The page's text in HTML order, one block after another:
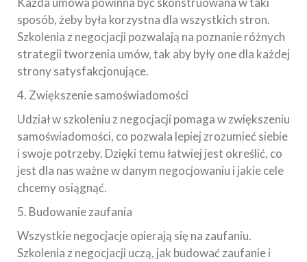
sposób, żeby była korzystna dla wszystkich stron.
Szkolenia z negocjacji pozwalają na poznanie różnych
strategii tworzenia umów, tak aby były one dla każdej
strony satysfakcjonujące.
4. Zwiększenie samoświadomości
Udział w szkoleniu z negocjacji pomaga w zwiększeniu
samoświadomości, co pozwala lepiej zrozumieć siebie
i swoje potrzeby. Dzięki temu łatwiej jest określić, co
jest dla nas ważne w danym negocjowaniu i jakie cele
chcemy osiągnąć.
5. Budowanie zaufania
Wszystkie negocjacje opierają się na zaufaniu.
Szkolenia z negocjacji uczą, jak budować zaufanie i